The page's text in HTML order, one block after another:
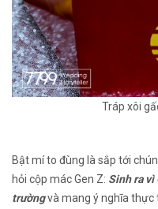
Tráp xôi
Bật mí to đùng là sắp tới
hỏi cộp mác Gen Z: Sinh ra vì
trườngvà mang ý nghĩa thực